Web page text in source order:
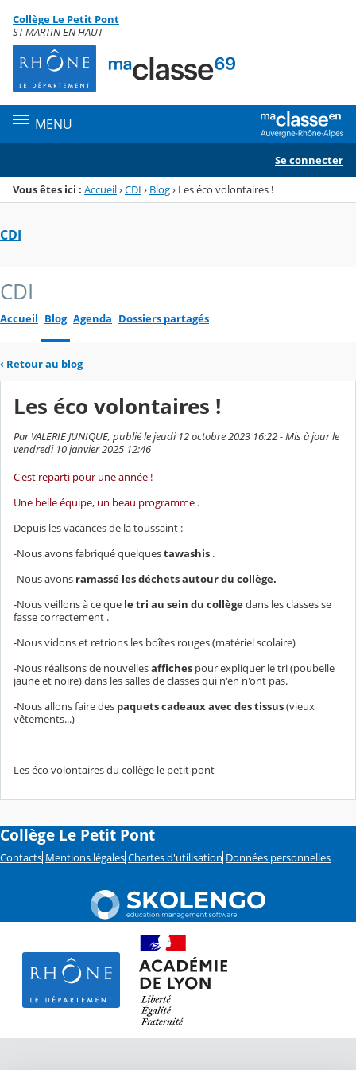
Menu de la rubrique
Contenu
Collège Le Petit Pont
ST MARTIN EN HAUT
MENU
Se connecter
Vous êtes ici : Accueil›CDI › Blog› Les éco volontaires !
CDI
CDI
Accueil Blog Agenda Dossiers partagés
‹ Retour au blog
Les éco volontaires !
Par VALERIE JUNIQUE, publié le jeudi 12 octobre 2023 16:22 - Mis à jour le
vendredi 10 janvier 2025 12:46
C'est reparti pour une année !
Une belle équipe, un beau programme .
Depuis les vacances de la toussaint :
-Nous avons fabriqué quelquestawashis .
-Nous avons ramassé les déchets autour du collège.
-Nous veillons à ce que le tri au sein du collègedans les classes se
fasse correctement .
-Nous vidons et retrions les boîtes rouges (matériel scolaire)
-Nous réalisons de nouvellesaffiches pour expliquer le tri (poubelle
jaune et noire) dans les salles de classes qui n'en n'ont pas.
-Nous allons faire des paquets cadeaux avec des tissus(vieux
vêtements...)
Les éco volontaires du collège le petit pont
Collège Le Petit Pont
Contacts Mentions légales Chartes d'utilisation Données personnelles